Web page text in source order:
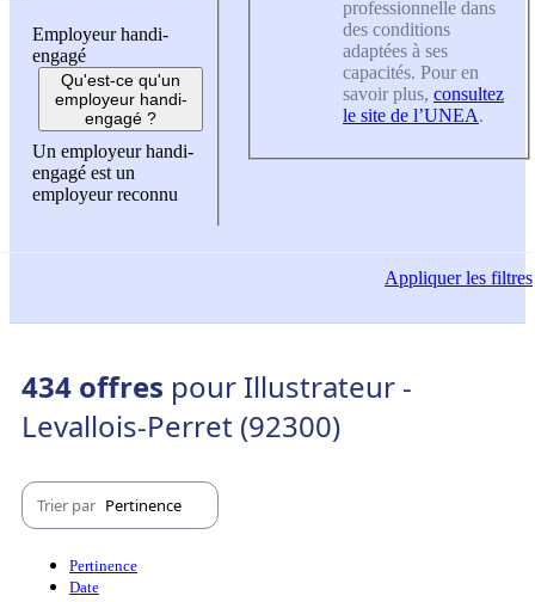
Employeur handi-
engagé
Qu'est-ce qu'un
employeur handi-
engagé ?
Un employeur handi-
engagé est un
employeur reconnu
professionnelle dans
des conditions
adaptées à ses
capacités. Pour en
savoir plus, consultez
le site de l’UNEA.
Appliquerles filtres
434 offres pour Illustrateur -
Levallois-Perret (92300)
Trier par Pertinence
Pertinence
Date